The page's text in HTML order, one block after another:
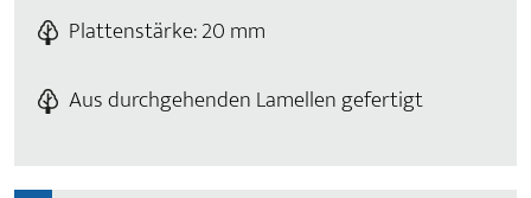
Plattenstärke: 20 mm
Aus durchgehenden Lamellen gefertigt